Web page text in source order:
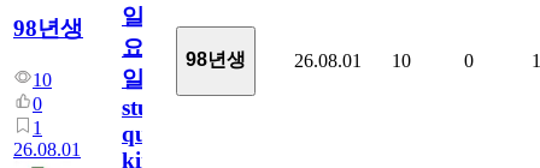
98년생
10
0
1
26.08.01
일
요
일/English
study
quiz
king768
98년생 26.08.01 10 0 1